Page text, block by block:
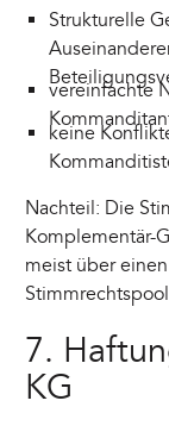
Strukturelle
vereinfachte
keine
Nachteil: Die
Komplementär-
meist über
7.
KG